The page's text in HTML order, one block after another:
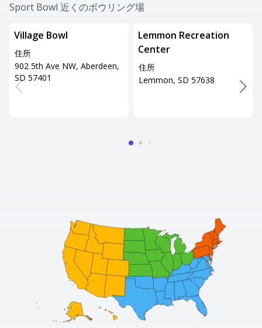
Sport Bowl 近くのボウリング場
Village Bowl
住所
902 5th Ave NW, Aberdeen,
SD 57401
Lemmon Recreation
Center
住所
Lemmon, SD 57638